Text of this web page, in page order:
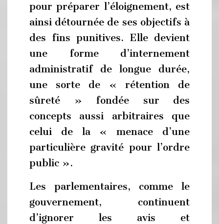
pour préparer l’éloignement, est
ainsi détournée de ses objectifs à
des fins punitives. Elle devient
une forme d’internement
administratif de longue durée,
une sorte de « rétention de
sûreté » fondée sur des
concepts aussi arbitraires que
celui de la « menace d’une
particulière gravité pour l’ordre
public ».
Les parlementaires, comme le
gouvernement, continuent
d’ignorer les avis et